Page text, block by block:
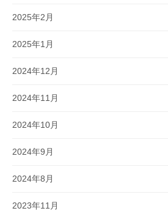
2025年2月
2025年1月
2024年12月
2024年11月
2024年10月
2024年9月
2024年8月
2023年11月